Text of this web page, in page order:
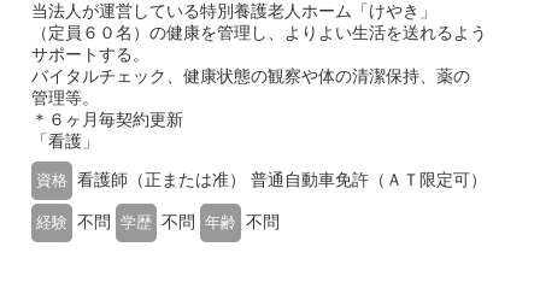
当法人が運営している特別養護老人ホーム「けやき」
（定員６０名）の健康を管理し、よりよい生活を送れるよう
サポートする。
バイタルチェック、健康状態の観察や体の清潔保持、薬の
管理等。
＊６ヶ月毎契約更新
「看護」
資格 看護師（正または准） 普通自動車免許（ＡＴ限定可）
経験 不問 学歴 不問 年齢 不問